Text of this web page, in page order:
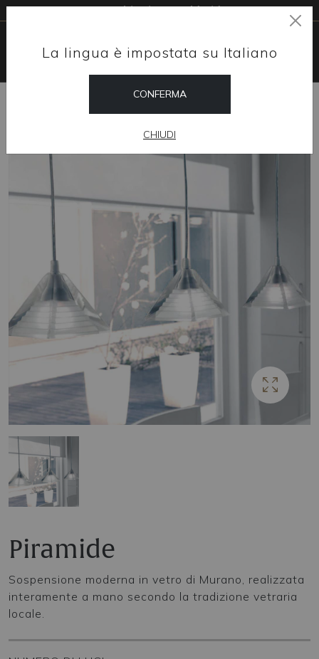
La lingua è impostata su Italiano
CONFERMA
CHIUDI
Free shipping worldwide
Piramide
Sospensione moderna in vetro di Murano, realizzata
interamente a mano secondo la tradizione vetraria
locale.